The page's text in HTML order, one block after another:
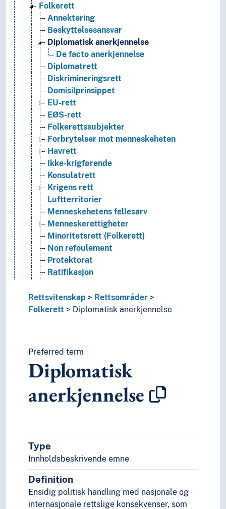
Folkerett
Annektering
Beskyttelsesansvar
Diplomatisk anerkjennelse
De facto anerkjennelse
Diplomatrett
Diskrimineringsrett
Domisilprinsippet
EU-rett
EØS-rett
Folkerettssubjekter
Forbrytelser mot menneskeheten
Havrett
Ikke-krigførende
Konsulatrett
Krigens rett
Luftterritorier
Menneskehetens fellesarv
Menneskerettigheter
Minoritetsrett (Folkerett)
Non refoulement
Protektorat
Ratifikasjon
Sanksjoner (Folkerett)
Sannhetskommisjoner
Territorialrett
Territorier
Traktatrett
Utviklingsrett
Komparativ rettsvitenskap
Privatrett
Rettshistorie
Rettshåndhevelse
Rettsoppfatning
Rettsvitenskap
Rettsområder
Folkerett
Diplomatisk anerkjennelse
Preferred term
Diplomatisk
anerkjennelse
Type
Innholdsbeskrivende emne
Definition
Ensidig politisk handling med nasjonale og
internasjonale rettslige konsekvenser, som